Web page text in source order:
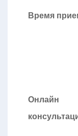
Время
Онлайн